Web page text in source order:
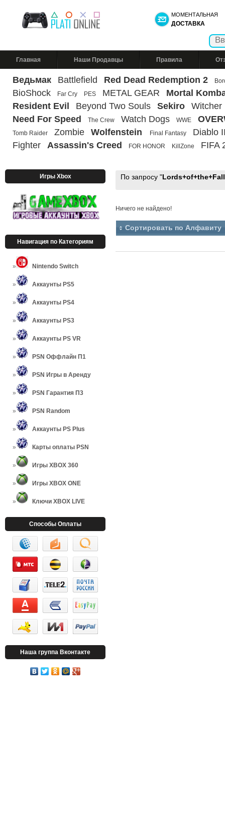
МОМЕНТАЛЬНАЯ
ДОСТАВКА
Главная Наши Продавцы Правила
Ведьмак Battlefield Red Dead Redemption 2
BioShock Far Cry PES METAL GEAR
Mortal
Resident Evil
Beyond Two Souls Sekiro
Witcher
Need For Speed
The Crew Watch Dogs WWE
Tomb Raider Zombie Wolfenstein Final Fantasy
Diablo
Fighter
Assassin's Creed FOR HONOR KillZone FIFA
Игры Xbox
Навигация по Категориям
Nintendo Switch
Аккаунты PS5
Аккаунты PS4
Аккаунты PS3
Аккаунты PS VR
PSN Оффлайн П1
PSN Игры в Аренду
PSN Гарантия П3
PSN Random
Аккаунты PS Plus
Карты оплаты PSN
Игры XBOX 360
Игры XBOX ONE
Ключи XBOX LIVE
Способы Оплаты
Наша группа Вконтакте
По запросу "
Ничего не найдено!
Сортировать по Алфавиту